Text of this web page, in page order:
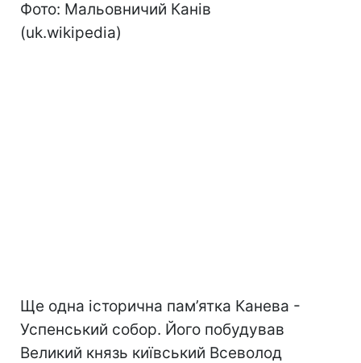
Фото: Мальовничий Канів
(uk.wikipedia)
Ще одна історична пам’ятка Канева -
Успенський собор. Його побудував
Великий князь київський Всеволод